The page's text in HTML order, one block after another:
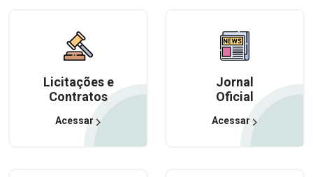
Licitações e
Contratos
Acessar
Jornal
Oficial
Acessar